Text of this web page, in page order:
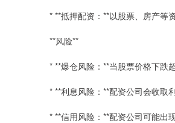
* **抵押配资：**以股票、房产等
**风险**
* **爆仓风险：**当股票价格下跌
* **利息风险：**配资公司会收取
* **信用风险：**配资公司可能出